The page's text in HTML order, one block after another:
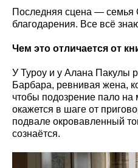
Последняя сцена — семья
благодарения. Все всё
Чем это отличается от
У Туроу и у Алана Пакулы
Барбара, ревнивая жена,
чтобы подозрение пало на
окажется в шаге от
подвале окровавленный
сознаётся.